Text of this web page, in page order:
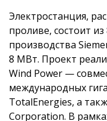
Электростанция,
проливе, состоит
производства
8 МВт. Проект
Wind Power —
международных
TotalEnergies, а
Corporation. В